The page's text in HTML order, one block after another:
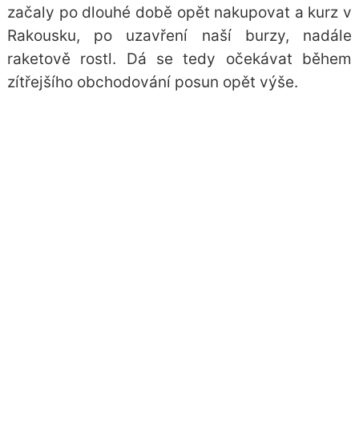
začaly po dlouhé době opět nakupovat a kurz v
Rakousku, po uzavření naší burzy, nadále
raketově rostl. Dá se tedy očekávat během
zítřejšího obchodování posun opět výše.